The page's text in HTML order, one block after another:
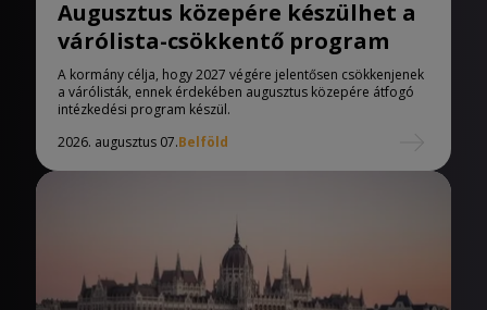
Augusztus közepére készülhet a
várólista-csökkentő program
A kormány célja, hogy 2027 végére jelentősen csökkenjenek
a várólisták, ennek érdekében augusztus közepére átfogó
intézkedési program készül.
2026. augusztus 07.Belföld